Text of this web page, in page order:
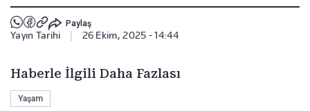
Paylaş
Yayın Tarihi 26 Ekim, 2025 - 14:44
Haberle İlgili Daha Fazlası
Yaşam